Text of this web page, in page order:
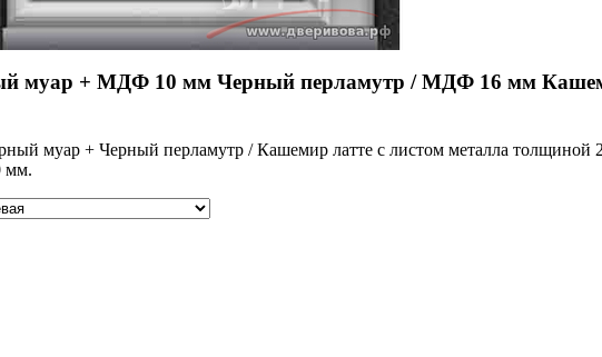
муар + МДФ 10 мм Черный перламутр / МДФ 16 мм
муар + Черный перламутр / Кашемир латте с листом металла толщиной
мм.